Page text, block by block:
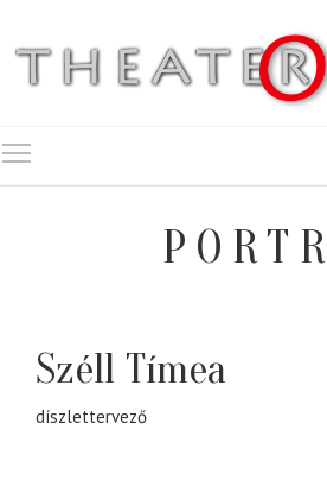
Széll Tímea
díszlettervező